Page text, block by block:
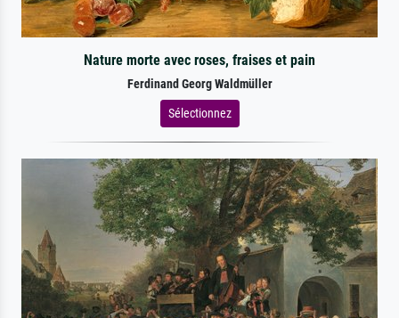
Nature morte avec roses, fraises et pain
Ferdinand Georg Waldmüller
Sélectionnez